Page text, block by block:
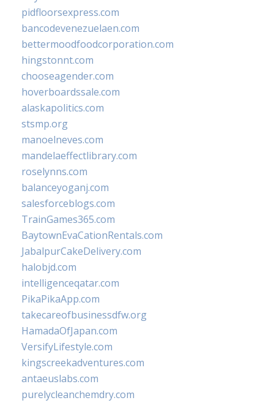
pidfloorsexpress.com
bancodevenezuelaen.com
bettermoodfoodcorporation.com
hingstonnt.com
chooseagender.com
hoverboardssale.com
alaskapolitics.com
stsmp.org
manoelneves.com
mandelaeffectlibrary.com
roselynns.com
balanceyoganj.com
salesforceblogs.com
TrainGames365.com
BaytownEvaCationRentals.com
JabalpurCakeDelivery.com
halobjd.com
intelligenceqatar.com
PikaPikaApp.com
takecareofbusinessdfw.org
HamadaOfJapan.com
VersifyLifestyle.com
kingscreekadventures.com
antaeuslabs.com
purelycleanchemdry.com